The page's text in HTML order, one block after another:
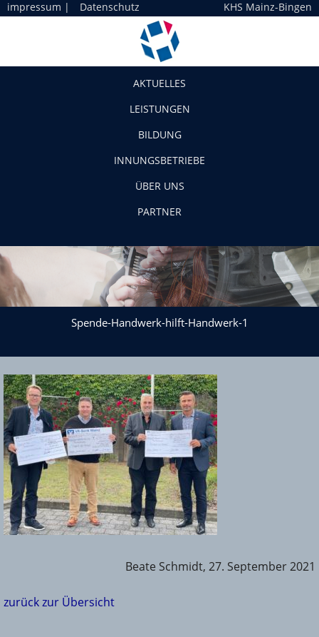
impressum | Datenschutz KHS Mainz-Bingen
AKTUELLES
LEISTUNGEN
BILDUNG
INNUNGSBETRIEBE
ÜBER UNS
PARTNER
Spende-Handwerk-hilft-Handwerk-1
Beate Schmidt, 27. September 2021
zurück zur Übersicht